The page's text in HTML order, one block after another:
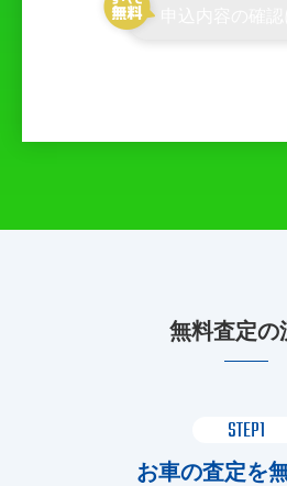
無料査定の
STEP1
お車の査定を